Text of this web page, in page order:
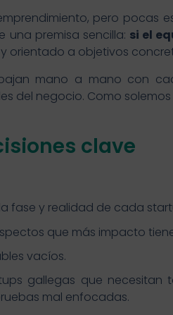
pero pocas
una premisa sencilla: si el
orientado a objetivos
mano a mano con
del negocio. Como
clave
fase y realidad de cada
que más impacto
vacíos.
gallegas que
mal enfocadas.